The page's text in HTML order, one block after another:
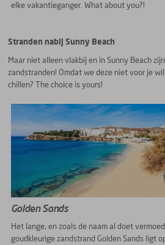
elke vakantieganger. What about you?!
Stranden nabij Sunny Beach
Maar niet alleen vlakbij en in Sunny Beach
zandstranden! Omdat we deze niet voor je
chillen? The choice is yours!
Golden Sands
Het lange, en zoals de naam al doet
goudkleurige zandstrand Golden Sands ligt